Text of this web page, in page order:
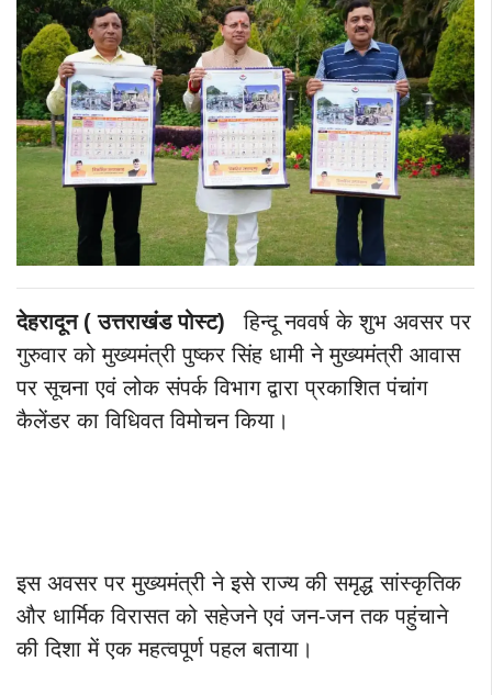
देहरादून ( उत्तराखंड पोस्ट)
हिन्दू नववर्ष के शुभ अवसर पर
गुरुवार को मुख्यमंत्री पुष्कर सिंह धामी ने मुख्यमंत्री आवास
पर सूचना एवं लोक संपर्क विभाग द्वारा प्रकाशित पंचांग
कैलेंडर का विधिवत विमोचन किया।
इस अवसर पर मुख्यमंत्री ने इसे राज्य की समृद्ध सांस्कृतिक
और धार्मिक विरासत को सहेजने एवं जन-जन तक पहुंचाने
की दिशा में एक महत्वपूर्ण पहल बताया।